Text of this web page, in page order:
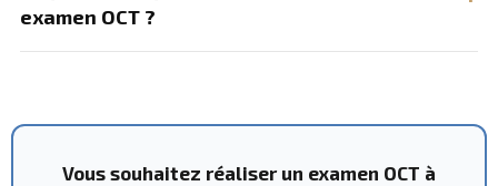
examen OCT ?
Vous souhaitez réaliser un examen OCT à